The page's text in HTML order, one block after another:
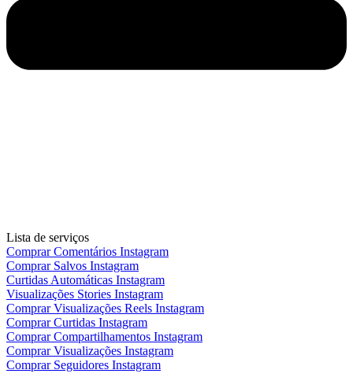
Lista de serviços
Comprar Comentários Instagram
Comprar Salvos Instagram
Curtidas Automáticas Instagram
Visualizações Stories Instagram
Comprar Visualizações Reels Instagram
Comprar Curtidas Instagram
Comprar Compartilhamentos Instagram
Comprar Visualizações Instagram
Comprar Seguidores Instagram